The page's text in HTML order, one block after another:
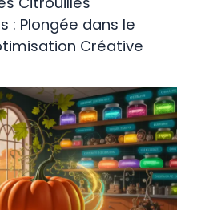
: Plongée dans le
Créative